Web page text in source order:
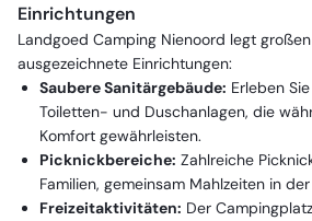
Einrichtungen
Landgoed Camping Nienoord legt
ausgezeichnete Einrichtungen:
Saubere Sanitärgebäude: Erleben
Toiletten- und Duschanlagen, die
Komfort gewährleisten.
Picknickbereiche: Zahlreiche
Familien, gemeinsam Mahlzeiten in
Freizeitaktivitäten: Der